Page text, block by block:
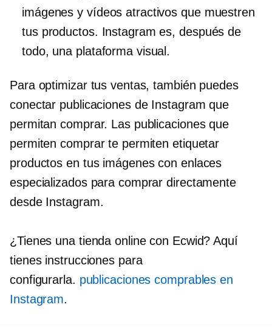
imágenes y vídeos atractivos que muestren
tus productos. Instagram es, después de
todo, una plataforma visual.
Para optimizar tus ventas, también puedes
conectar publicaciones de Instagram que
permitan comprar. Las publicaciones que
permiten comprar te permiten etiquetar
productos en tus imágenes con enlaces
especializados para comprar directamente
desde Instagram.
¿Tienes una tienda online con Ecwid? Aquí
tienes instrucciones para
configurarla. publicaciones comprables en
Instagram.